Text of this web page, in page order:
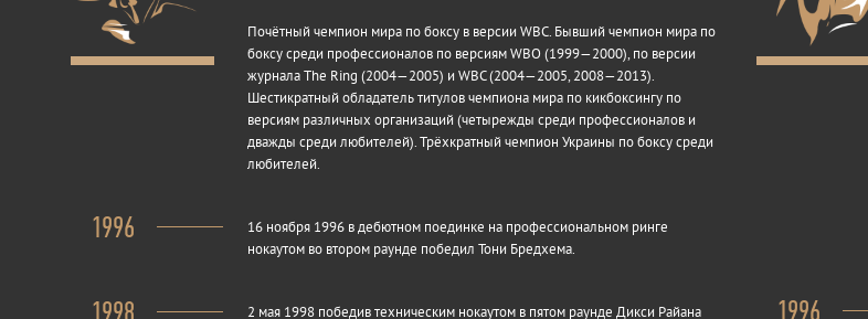
Почётный чемпион мира по боксу в версии WBC. Бывший чемпион мира по
боксу среди профессионалов по версиям WBO (1999—2000), по версии
журнала The Ring (2004—2005) и WBC (2004—2005, 2008—2013).
Шестикратный обладатель титулов чемпиона мира по кикбоксингу по
версиям различных организаций (четырежды среди профессионалов и
дважды среди любителей). Трёхкратный чемпион Украины по боксу среди
любителей.
1996
16 ноября 1996 в дебютном поединке на профессиональном ринге
нокаутом во втором раунде победил Тони Бредхема.
2 мая 1998 победив техническим нокаутом в пятом раунде Дикси Райана
1996